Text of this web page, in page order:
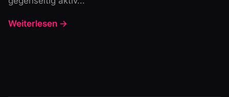
Weiterlesen →